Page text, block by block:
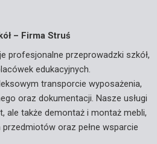
– Firma Struś
profesjonalne przeprowadzki szkół,
edukacyjnych.
transporcie wyposażenia,
oraz dokumentacji. Nasze usługi
ale także demontaż i montaż mebli,
oraz pełne wsparcie